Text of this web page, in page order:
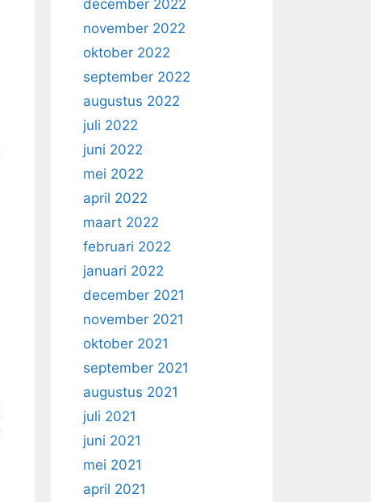
december 2022
november 2022
oktober 2022
september 2022
augustus 2022
juli 2022
juni 2022
mei 2022
april 2022
maart 2022
februari 2022
januari 2022
december 2021
november 2021
oktober 2021
september 2021
augustus 2021
juli 2021
juni 2021
mei 2021
april 2021